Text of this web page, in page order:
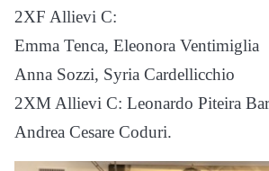
2XF Allievi C:
Emma Tenca, Eleonora Ventimiglia
Anna Sozzi, Syria Cardellicchio
2XM Allievi C: Leonardo Piteira
Andrea Cesare Coduri.